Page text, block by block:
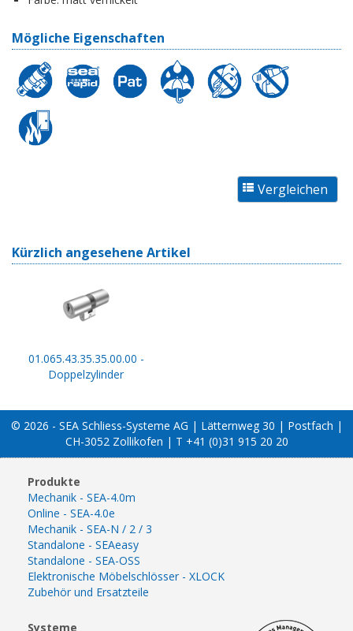
Mögliche Eigenschaften
Kürzlich angesehene Artikel
01.065.43.35.35.00.00 -
Doppelzylinder
© 2026 - SEA Schliess-Systeme AG | Lätternweg 30 | Postfach |
CH-3052 Zollikofen | T +41 (0)31 915 20 20
Produkte
Mechanik - SEA-4.0m
Online - SEA-4.0e
Mechanik - SEA-N / 2 / 3
Standalone - SEAeasy
Standalone - SEA-OSS
Elektronische Möbelschlösser - XLOCK
Zubehör und Ersatzteile
Systeme